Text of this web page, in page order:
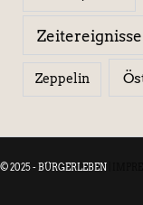
Zeitereignisse
Zeppelin
© 2025 - BÜRGERLEBEN